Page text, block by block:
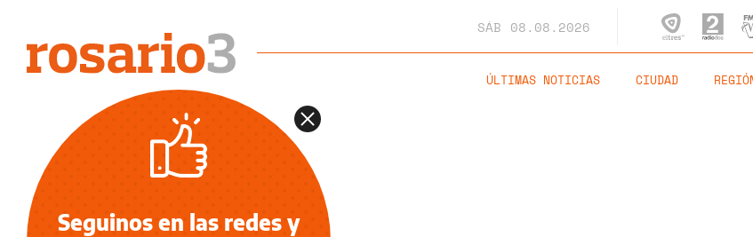
SÁB 08.08.2026
ÚLTIMAS NOTICIAS CIUDAD
Seguinos en las redes y